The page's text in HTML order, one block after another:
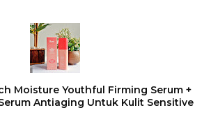
Moisture Youthful Firming Serum +
Antiaging Untuk Kulit Sensitive